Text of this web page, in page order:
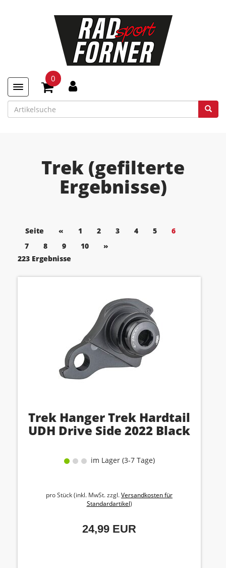
Toggle navigation
0
Trek (gefilterte
Ergebnisse)
Seite « 1 2 3 4 5
6
7
8 9 10
»
223 Ergebnisse
Trek Hanger Trek Hardtail
UDH Drive Side 2022 Black
im Lager (3-7 Tage)
pro Stück (inkl. MwSt. zzgl.Versandkosten für
Standardartikel)
24,99 EUR